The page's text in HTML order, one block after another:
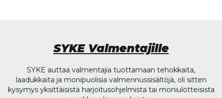
SYKE Valmentajille
SYKE auttaa valmentajia tuottamaan tehokkaita,
laadukkaita ja monipuolisia valmennussisältöjä, oli sitten
kysymys yksittäisistä harjoitusohjelmista tai moniulotteisista